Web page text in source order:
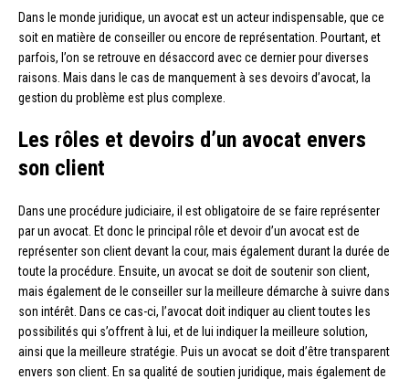
Dans le monde juridique, un avocat est un acteur indispensable, que ce
soit en matière de conseiller ou encore de représentation. Pourtant, et
parfois, l’on se retrouve en désaccord avec ce dernier pour diverses
raisons. Mais dans le cas de manquement à ses devoirs d’avocat, la
gestion du problème est plus complexe.
Les rôles et devoirs d’un avocat envers
son client
Dans une procédure judiciaire, il est obligatoire de se faire représenter
par un avocat. Et donc le principal rôle et devoir d’un avocat est de
représenter son client devant la cour, mais également durant la durée de
toute la procédure. Ensuite, un avocat se doit de soutenir son client,
mais également de le conseiller sur la meilleure démarche à suivre dans
son intérêt. Dans ce cas-ci, l’avocat doit indiquer au client toutes les
possibilités qui s’offrent à lui, et de lui indiquer la meilleure solution,
ainsi que la meilleure stratégie. Puis un avocat se doit d’être transparent
envers son client. En sa qualité de soutien juridique, mais également de